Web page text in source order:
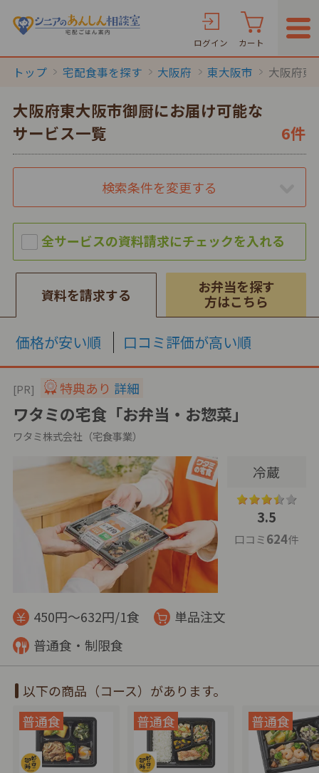
ログイン カート
トップ 宅配食事を探す 大阪府 東大阪市 大阪府東
大阪府東大阪市御厨にお届け可能な
サービス一覧
6件
検索条件を変更する
資料を請求する
お弁当を探す
方はこちら
価格が安い順 口コミ評価が高い順
[PR] 特典あり 詳細
ワタミの宅食「お弁当・お惣菜」
ワタミ株式会社（宅食事業）
冷蔵
3.5
口コミ624件
450円～632円/1食
単品注文
普通食・制限食
以下の商品（コース）があります。